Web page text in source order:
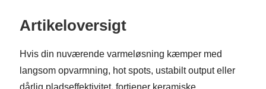
Artikeloversigt
Hvis din nuværende varmeløsning kæmper med
langsom opvarmning, hot spots, ustabilt output eller
dårlig pladseffektivitet, fortjener keramiske